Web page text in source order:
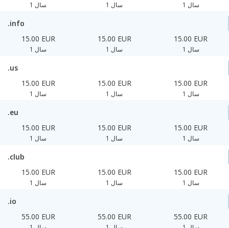
1 سال 1 سال 1 سال
.info
15.00 EUR
1 سال
15.00 EUR
1 سال
15.00 EUR
1 سال
.us
15.00 EUR
1 سال
15.00 EUR
1 سال
15.00 EUR
1 سال
.eu
15.00 EUR
1 سال
15.00 EUR
1 سال
15.00 EUR
1 سال
.club
15.00 EUR
1 سال
15.00 EUR
1 سال
15.00 EUR
1 سال
.io
55.00 EUR
55.00 EUR 55.00 EUR